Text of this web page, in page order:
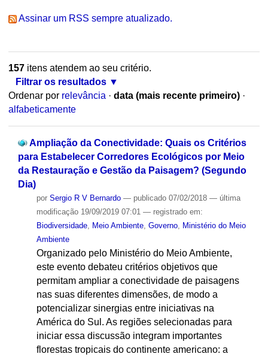
Assinar um RSS sempre atualizado.
157itens atendem ao seu critério.
Filtrar os resultados
Ordenar por relevância · data (mais recente primeiro) ·
alfabeticamente
Ampliação da Conectividade: Quais os Critérios
para Estabelecer Corredores Ecológicos por Meio
da Restauração e Gestão da Paisagem? (Segundo
Dia)
por Sergio R V Bernardo — publicado07/02/2018 — última
modificação19/09/2019 07:01 — registrado em:
Biodiversidade, Meio Ambiente, Governo,
Ministério do Meio
Ambiente
Organizado pelo Ministério do Meio Ambiente,
este evento debateu critérios objetivos que
permitam ampliar a conectividade de paisagens
nas suas diferentes dimensões, de modo a
potencializar sinergias entre iniciativas na
América do Sul. As regiões selecionadas para
iniciar essa discussão integram importantes
florestas tropicais do continente americano: a